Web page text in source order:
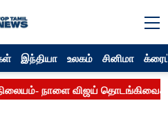
இந்தியா உலகம் சினிமா